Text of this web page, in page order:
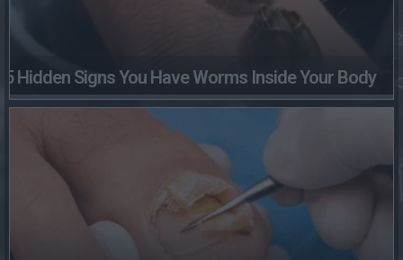
5 Hidden Signs You Have Worms Inside Your Body